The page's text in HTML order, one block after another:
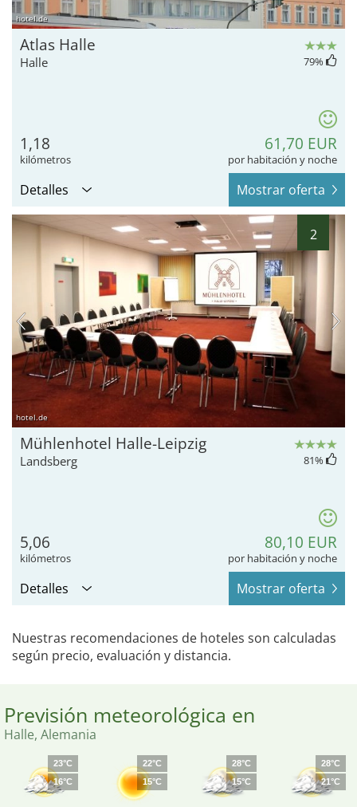
hotel.de
Atlas Halle
Halle 79%
1,18
kilómetros
61,70 EUR
por habitación y noche
Detalles Mostrar oferta
2
hotel.de
Mühlenhotel Halle-Leipzig
Landsberg 81%
5,06
kilómetros
80,10 EUR
por habitación y noche
Detalles Mostrar oferta
Nuestras recomendaciones de hoteles son calculadas
según precio, evaluación y distancia.
Previsión meteorológica en
Halle, Alemania
23°C
16°C
22°C
15°C
28°C
15°C
28°C
21°C